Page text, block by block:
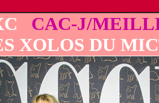
CAC-J/
XOLOS DU